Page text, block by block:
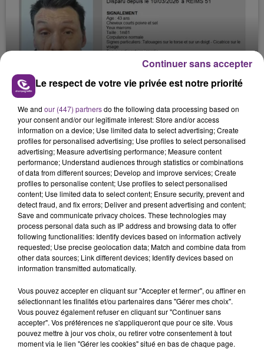
JAMAIS SANS MON FRÈRE
Julien Fourel n'a plus donné signé de vie depuis 5
mois. Sa sœur poursuit ses recherches pour le
retrouver.
LA CENTRALE NUCLÉAIRE DE CHOOZ
TOUJOURS À L'ARRÊT
Cela fait déjà une semaine que la centrale
nucléaire ardennaise est à l'arrêt. Une situation
justifiée par la sécheresse intense qui est toujours
présente.
11h56
11h56 11h53
11h53
Le respect de votre vie privée est notre priorité
We and our (447) partnersdo the following data processing based on
your consent and/or our legitimate interest: Store and/or access
information on a device; Use limited data to select advertising; Create
profiles for personalised advertising; Use profiles to select personalised
advertising; Measure advertising performance; Measure content
performance; Understand audiences through statistics or combinations
of data from different sources; Develop and improve services; Create
profiles to personalise content; Use profiles to select personalised
content; Use limited data to select content; Ensure security, prevent and
detect fraud, and fix errors; Deliver and present advertising and content;
Save and communicate privacy choices. These technologies may
process personal data such as IP address and browsing data to offer
following functionalities: Identify devices based on information actively
requested; Use precise geolocation data; Match and combine data from
other data sources; Link different devices; Identify devices based on
information transmitted automatically.
Vous pouvez accepter en cliquant sur "Accepter et fermer", ou affiner en
sélectionnant les finalités et/ou partenaires dans "Gérer mes choix".
Vous pouvez également refuser en cliquant sur "Continuer sans
accepter". Vos préférences ne s'appliqueront que pour ce site. Vous
pouvez mettre à jour vos choix, ou retirer votre consentement à tout
moment via le lien "Gérer les cookies" situé en bas de chaque page.
Continuer sans accepter